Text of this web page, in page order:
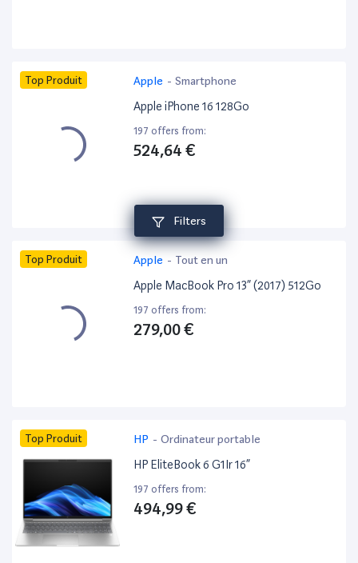
Filters
Top Produit Apple - Smartphone
Apple iPhone 16 128Go
197 offers from:
524,64 €
Top Produit Apple - Tout en un
Apple MacBook Pro 13” (2017) 512Go
197 offers from:
279,00 €
Top Produit HP - Ordinateur portable
HP EliteBook 6 G1Ir 16”
197 offers from:
494,99 €